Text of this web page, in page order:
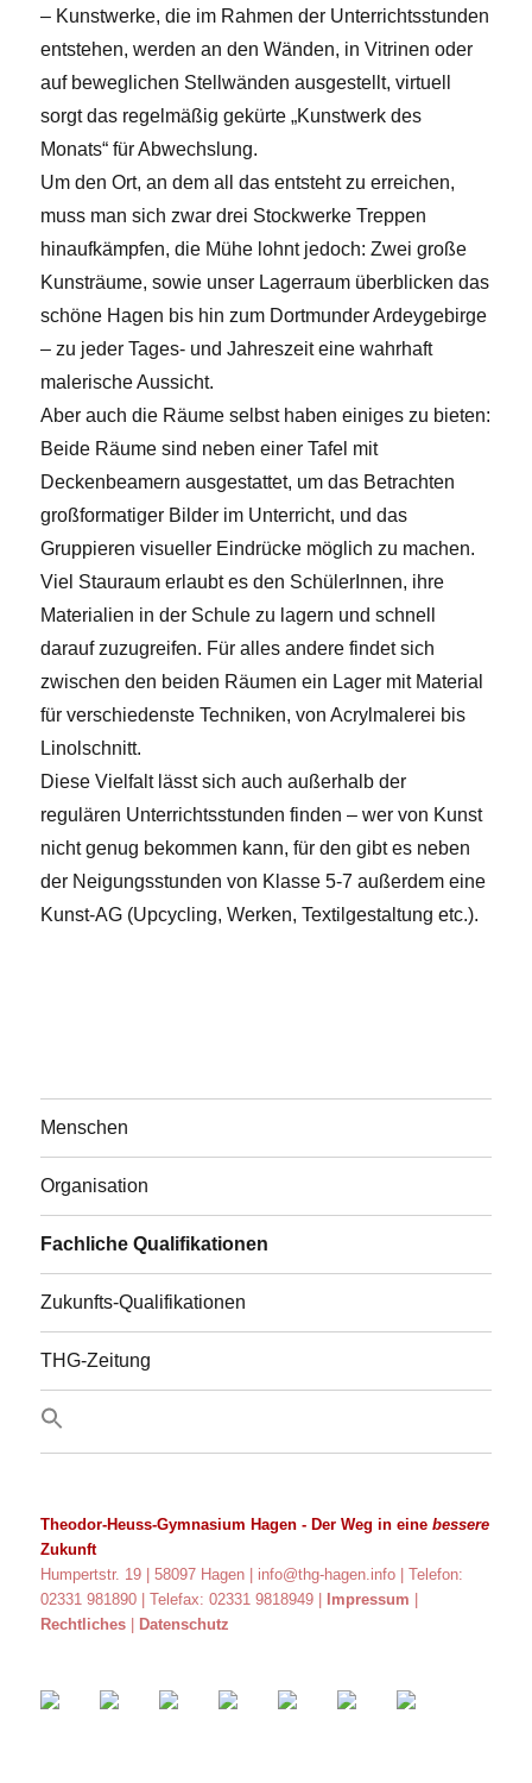
– Kunstwerke, die im Rahmen der Unterrichtsstunden
entstehen, werden an den Wänden, in Vitrinen oder
auf beweglichen Stellwänden ausgestellt, virtuell
sorgt das regelmäßig gekürte „Kunstwerk des
Monats“ für Abwechslung.
Um den Ort, an dem all das entsteht zu erreichen,
muss man sich zwar drei Stockwerke Treppen
hinaufkämpfen, die Mühe lohnt jedoch: Zwei große
Kunsträume, sowie unser Lagerraum überblicken das
schöne Hagen bis hin zum Dortmunder Ardeygebirge
– zu jeder Tages- und Jahreszeit eine wahrhaft
malerische Aussicht.
Aber auch die Räume selbst haben einiges zu bieten:
Beide Räume sind neben einer Tafel mit
Deckenbeamern ausgestattet, um das Betrachten
großformatiger Bilder im Unterricht, und das
Gruppieren visueller Eindrücke möglich zu machen.
Viel Stauraum erlaubt es den SchülerInnen, ihre
Materialien in der Schule zu lagern und schnell
darauf zuzugreifen. Für alles andere findet sich
zwischen den beiden Räumen ein Lager mit Material
für verschiedenste Techniken, von Acrylmalerei bis
Linolschnitt.
Diese Vielfalt lässt sich auch außerhalb der
regulären Unterrichtsstunden finden – wer von Kunst
nicht genug bekommen kann, für den gibt es neben
der Neigungsstunden von Klasse 5-7 außerdem eine
Kunst-AG (Upcycling, Werken, Textilgestaltung etc.).
Menschen
Organisation
Fachliche Qualifikationen
Zukunfts-Qualifikationen
THG-Zeitung
Theodor-Heuss-Gymnasium Hagen - Der Weg in einebessere
Zukunft
Humpertstr. 19 | 58097 Hagen | info@thg-hagen.info | Telefon:
02331 981890 | Telefax: 02331 9818949 | Impressum |
Rechtliches | Datenschutz